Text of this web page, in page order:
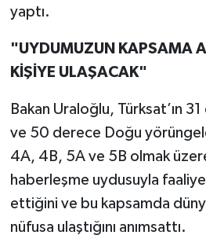
yaptı.
"UYDUMUZUN KAPSAMA
KİŞİYE ULAŞACAK"
Bakan Uraloğlu, Türksat’ın
ve 50 derece Doğu
4A, 4B, 5A ve 5B olmak
haberleşme uydusuyla
ettiğini ve bu kapsamda
nüfusa ulaştığını anımsattı.